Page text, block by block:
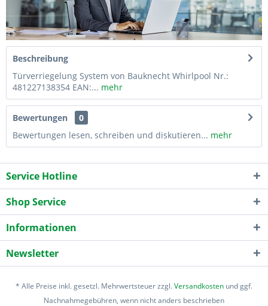
Beschreibung
Türverriegelung System von Bauknecht Whirlpool Nr.:
481227138354 EAN:... mehr
Bewertungen
0
Bewertungen lesen, schreiben und diskutieren... mehr
Service Hotline
Shop Service
Informationen
Newsletter
* Alle Preise inkl. gesetzl. Mehrwertsteuer zzgl.Versandkosten und ggf.
Nachnahmegebühren, wenn nicht anders beschrieben